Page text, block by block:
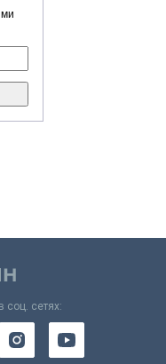
соц. сетях: